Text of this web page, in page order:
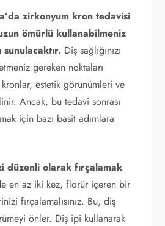
zirkonyum kron tedavisi
ömürlü kullanabilmeniz
Diş sağlığınızı
gereken noktaları
estetik görünümleri ve
Ancak, bu tedavi sonrası
için bazı basit adımlara
düzenli olarak fırçalamak
en az iki kez, florür içeren bir
fırçalamalısınız. Bu, diş
önler. Diş ipi kullanarak